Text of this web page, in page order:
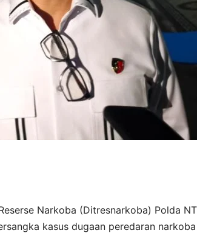
Narkoba (Ditresnarkoba) Polda
kasus dugaan peredaran